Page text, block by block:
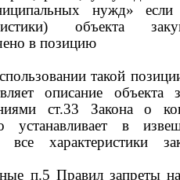
нужд» если
объекта
в позицию
такой
описание объекта
ст.33 Закона о
устанавливает в
все характеристики
п.5 Правил запреты